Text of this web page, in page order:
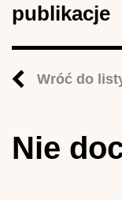
publikacje
Wróć do
Nie